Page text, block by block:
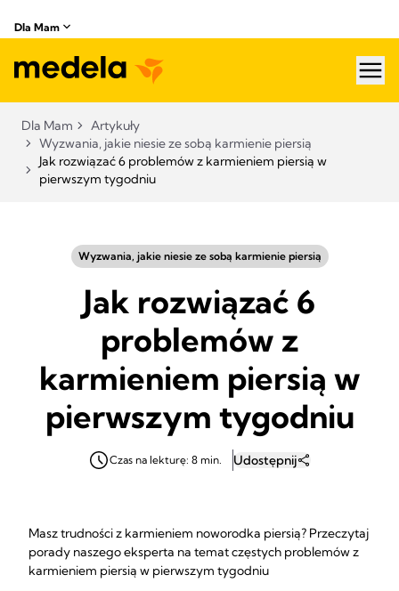
Dla Mam
Dla Mam
Artykuły
Wyzwania, jakie niesie ze sobą karmienie piersią
Jak rozwiązać 6 problemów z karmieniem piersią w
pierwszym tygodniu
Wyzwania, jakie niesie ze sobą karmienie piersią
Jak rozwiązać 6
problemów z
karmieniem piersią w
pierwszym tygodniu
Czas na lekturę: 8 min. Udostępnij
Masz trudności z karmieniem noworodka piersią? Przeczytaj
porady naszego eksperta na temat częstych problemów z
karmieniem piersią w pierwszym tygodniu